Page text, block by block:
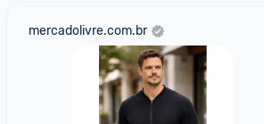
mercadolivre.com.br